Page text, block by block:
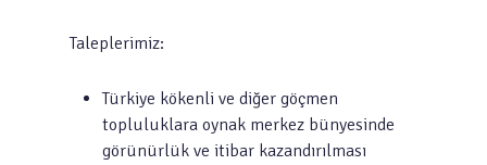
Taleplerimiz:
Türkiye kökenli ve diğer göçmen
topluluklara oynak merkez bünyesinde
görünürlük ve itibar kazandırılması